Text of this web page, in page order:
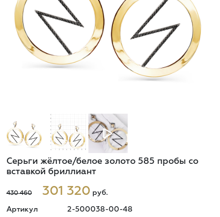
Серьги жёлтое/белое золото 585 пробы со
вставкой бриллиант
430 460 301 320 руб.
Артикул 2-500038-00-48